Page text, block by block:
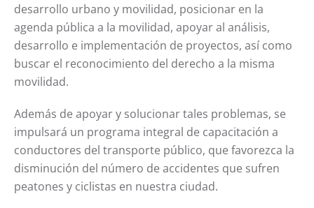
desarrollo urbano y movilidad, posicionar en la
agenda pública a la movilidad, apoyar al análisis,
desarrollo e implementación de proyectos, así como
buscar el reconocimiento del derecho a la misma
movilidad.
Además de apoyar y solucionar tales problemas, se
impulsará un programa integral de capacitación a
conductores del transporte público, que favorezca la
disminución del número de accidentes que sufren
peatones y ciclistas en nuestra ciudad.